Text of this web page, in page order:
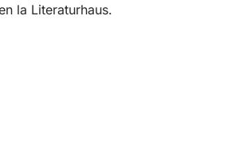
la Literaturhaus.